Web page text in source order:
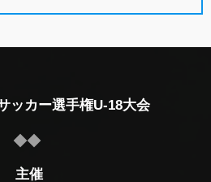
ッカー選手権U-18大会
主催